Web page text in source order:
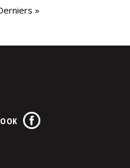
»